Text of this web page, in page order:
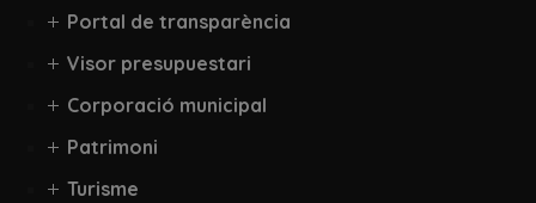
Portal de transparència
Visor presupuestari
Corporació municipal
Patrimoni
Turisme